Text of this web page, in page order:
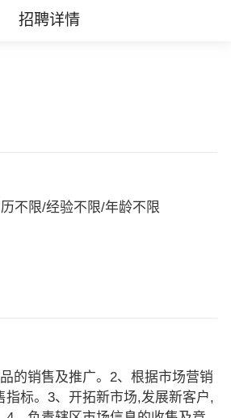
招聘详情
不限/经验不限/年龄不限
的销售及推广。2、根据市场营销
指标。3、开拓新市场,发展新客户,